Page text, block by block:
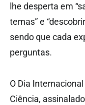
lhe desperta em
temas” e
sendo que cada
perguntas.
O Dia
Ciência,